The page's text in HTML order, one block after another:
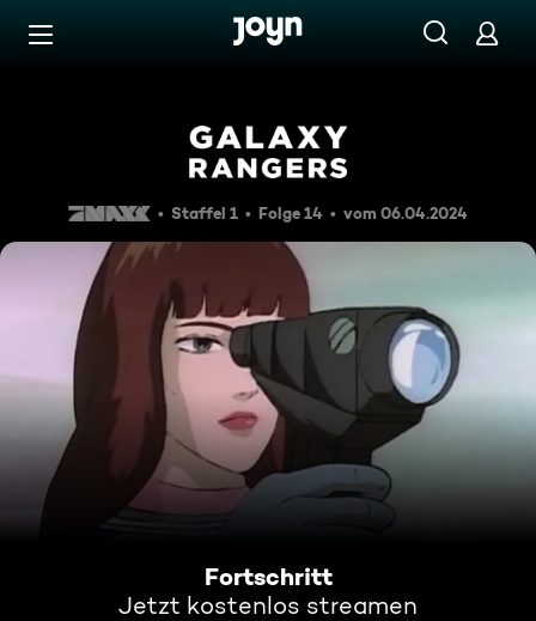
Zum Inhalt springen
Fortschritt
Staffel 1 Folge 14 vom 06.04.2024
Fortschritt
Jetzt kostenlos streamen